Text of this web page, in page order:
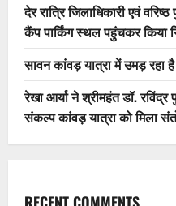
देर रात्रि जिलाधिकारी एवं
कैंप पार्किंग स्थल पहुंचकर किया
सावन कांवड़ यात्रा में उमड़ रहा
रेखा आर्या ने श्रीमहंत डॉ.
संकल्प कांवड़ यात्रा को मिला